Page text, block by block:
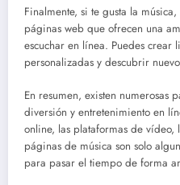
Finalmente, si te gusta la música,
páginas web que ofrecen una
escuchar en línea. Puedes crear
personalizadas y descubrir
En resumen, existen numerosas
diversión y entretenimiento en
online, las plataformas de vídeo,
páginas de música son solo
para pasar el tiempo de forma